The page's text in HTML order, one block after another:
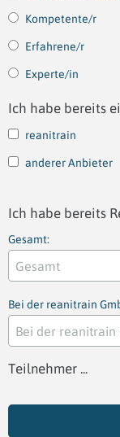
Kompetente/r
Erfahrene/r
Experte/in
Ich habe bereits
reanitrain
anderer Anbieter
Ich habe bereits
Gesamt:
Bei der reanitrain
Teilnehmer ...